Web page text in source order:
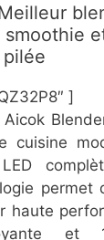
pilée
]
cuisine
permet
haute
et